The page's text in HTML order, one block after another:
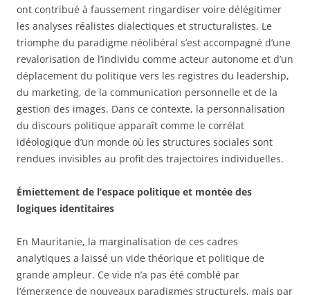
ont contribué à faussement ringardiser voire délégitimer
les analyses réalistes dialectiques et structuralistes. Le
triomphe du paradigme néolibéral s’est accompagné d’une
revalorisation de l’individu comme acteur autonome et d’un
déplacement du politique vers les registres du leadership,
du marketing, de la communication personnelle et de la
gestion des images. Dans ce contexte, la personnalisation
du discours politique apparaît comme le corrélat
idéologique d’un monde où les structures sociales sont
rendues invisibles au profit des trajectoires individuelles.
Émiettement de l’espace politique et montée des
logiques identitaires
En Mauritanie, la marginalisation de ces cadres
analytiques a laissé un vide théorique et politique de
grande ampleur. Ce vide n’a pas été comblé par
l’émergence de nouveaux paradigmes structurels, mais par